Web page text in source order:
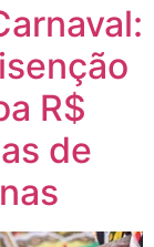
R$
de